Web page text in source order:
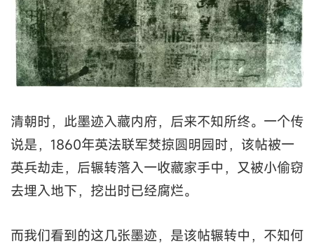
清朝时，此墨迹入藏内府，后来不知所终。一个传
说是，1860年英法联军焚掠圆明园时，该帖被一
英兵劫走，后辗转落入一收藏家手中，又被小偷窃
去埋入地下，挖出时已经腐烂。
而我们看到的这几张墨迹，是该帖辗转中，不知何